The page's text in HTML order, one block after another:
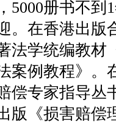
5000册书不到
。在香港出版
法学统编教材
案例教程》
偿专家指导丛
版《损害赔偿